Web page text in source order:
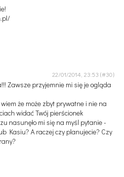
22/01/2014, 23:53
Zawsze przyjemnie mi się je ogląda
że może zbyt prywatne i nie na
widać Twój pierścionek
nasunęło mi się na myśl pytanie -
Kasiu? A raczej czy planujecie? Czy